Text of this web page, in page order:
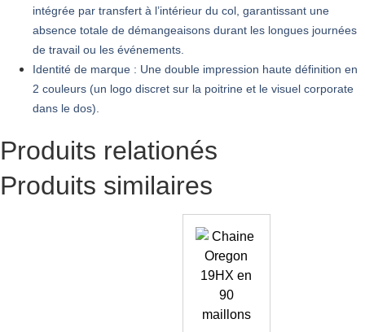
intégrée par transfert à l’intérieur du col, garantissant une
absence totale de démangeaisons durant les longues journées
de travail ou les événements.
Identité de marque : Une double impression haute définition en
2 couleurs (un logo discret sur la poitrine et le visuel corporate
dans le dos).
Produits relationés
Produits similaires